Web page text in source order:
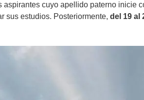
aspirantes cuyo apellido paterno inicie
sus estudios. Posteriormente, del 19 al